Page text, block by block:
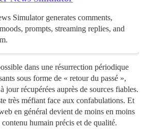
Simulator generates comments,
prompts, streaming replies, and
dans une résurrection périodique
sous forme de « retour du passé »,
jour récupérées auprès de sources fiables.
très méfiant face aux confabulations. Et
en général devient de moins en moins
humain précis et de qualité.